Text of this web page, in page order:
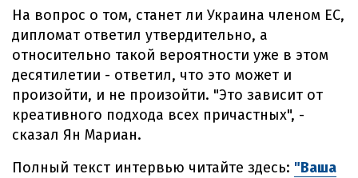
На вопрос о том, станет ли Украина членом ЕС,
дипломат ответил утвердительно, а
относительно такой вероятности уже в этом
десятилетии - ответил, что это может и
произойти, и не произойти. "Это зависит от
креативного подхода всех причастных", -
сказал Ян Мариан.
Полный текст интервью читайте здесь: "Ваша